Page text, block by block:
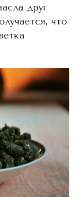
друг
что